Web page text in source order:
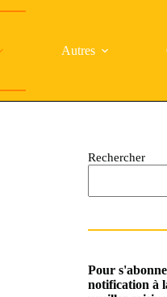
Autres
Rechercher
Pour
notification à